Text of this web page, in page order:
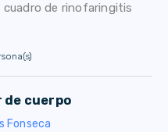
cuadro de rinofaringitis
de cuerpo
Fonseca